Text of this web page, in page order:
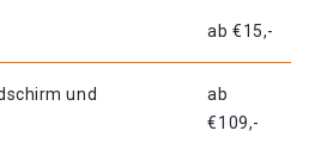
ab €15,-
und
ab
€109,-